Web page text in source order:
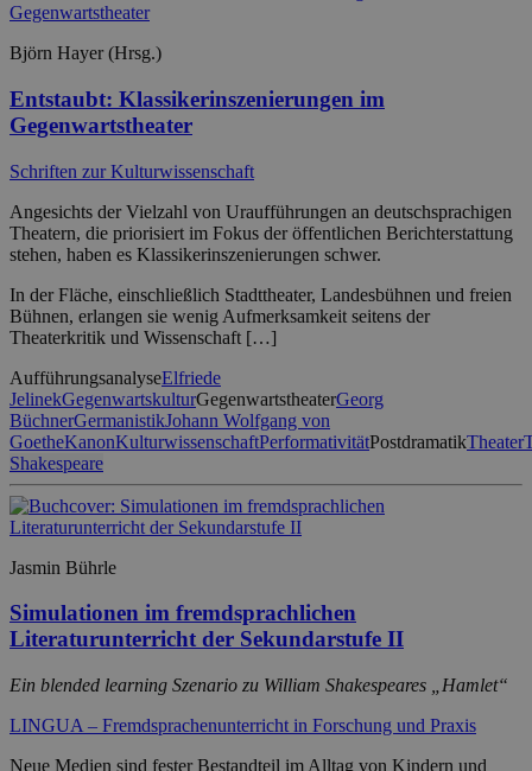
Björn Hayer (Hrsg.)
Entstaubt: Klassikerinszenierungen im
Gegenwartstheater
Schriften zur Kulturwissenschaft
Angesichts der Vielzahl von Uraufführungen an deutschsprachigen
Theatern, die priorisiert im Fokus der öffentlichen Berichterstattung
stehen, haben es Klassikerinszenierungen schwer.
In der Fläche, einschließlich Stadttheater, Landesbühnen und freien
Bühnen, erlangen sie wenig Aufmerksamkeit seitens der
Theaterkritik und Wissenschaft […]
AufführungsanalyseElfriede
JelinekGegenwartskulturGegenwartstheaterGeorg
BüchnerGermanistikJohann Wolfgang von
GoetheKanonKulturwissenschaftPerformativitätPostdramatikTheater
Shakespeare
Jasmin Bührle
Simulationen im fremdsprachlichen
Literaturunterricht der Sekundarstufe II
Ein blended learning Szenario zu William Shakespeares „Hamlet“
LINGUA – Fremdsprachenunterricht in Forschung und Praxis
Neue Medien sind fester Bestandteil im Alltag von Kindern und